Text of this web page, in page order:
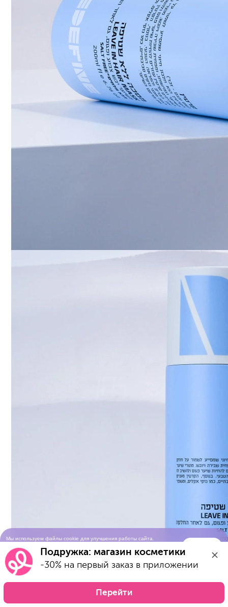
Мы используем файлы cookie для улучшения работы сайта.
использования cookie-файловПодружка: магазин косметики
-30% на первый заказ в приложении
Перейти